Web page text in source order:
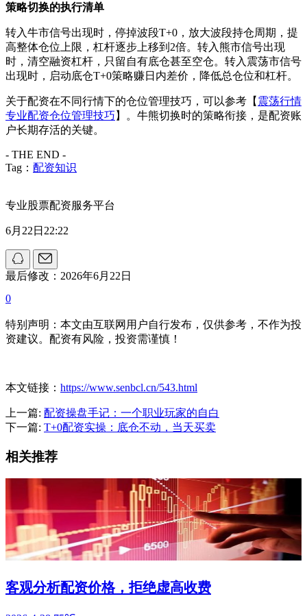
策略切换的执行清单
转入牛市信号出现时，停掉波段T+0，放大波段持仓周期，提
高整体仓位上限，杠杆逐步上移到2倍。转入熊市信号出现
时，清空融资杠杆，只留自有底仓甚至空仓。转入震荡市信号
出现时，启动底仓T+0策略赚日内差价，降低总仓位和杠杆。
关于配资在不同行情下的仓位管理技巧，可以参考【 震荡行情
专业配资仓位管理技巧 】。牛熊切换时的策略衔接，是配资账
户长期存活的关键。
- THE END -
Tag： 配资知识
专业股票配资服务平台
6月22日22:22
最后修改：2026年6月22日
0
特别声明：本文由互联网用户自行发布，仅供参考，不作为投
资建议。配资有风险，投资需谨慎！
本文链接： https://www.senbcl.cn/543.html
上一篇: 配资操盘手记：一个职业玩家的自白
下一篇: T+0配资实操：底仓不动，当天买卖
相关推荐
客观分析配资价格，拒绝虚高收费